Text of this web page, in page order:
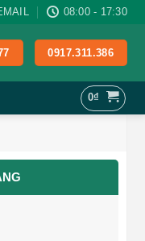
08:00 - 17:30
0917.311.386
0₫